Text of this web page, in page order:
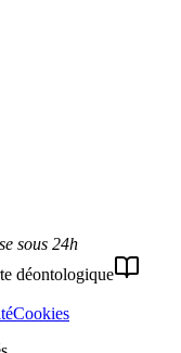
sous 24h
déontologique
Cookies